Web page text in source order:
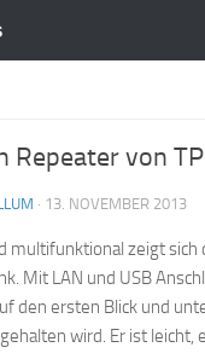
Repeater von
· 13. NOVEMBER 2013
multifunktional zeigt sich
Mit LAN und USB
den ersten Blick und
wird. Er ist leicht,